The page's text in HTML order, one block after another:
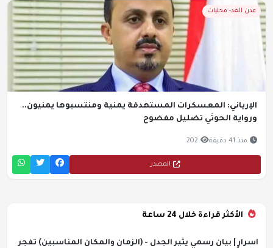
عدن الغد- محليات
الإرياني: المعسكرات المستهدفة يمنية ومنتسبوها يمنيون..
ورواية الحوثي تضليل مفضوح
منذ 41 دقيقة 202
المصدر
الأكثر قراءة خلال 24 ساعة
اسرار | بيان رسمي يثير الجدل - (الزمان والمكان المناسبين) تفجر